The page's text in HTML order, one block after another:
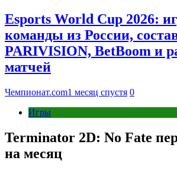
Esports World Cup 2026:
команды из России,
PARIVISION, BetBoom и
матчей
Чемпионат.com1 месяц спустя 0
Игры
Terminator 2D: No Fate
на месяц